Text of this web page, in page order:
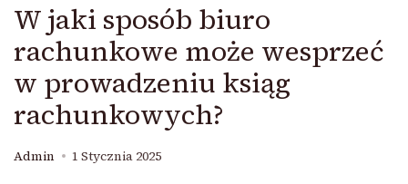
W jaki sposób biuro
rachunkowe może wesprzeć
w prowadzeniu ksiąg
rachunkowych?
Admin 1 Stycznia 2025